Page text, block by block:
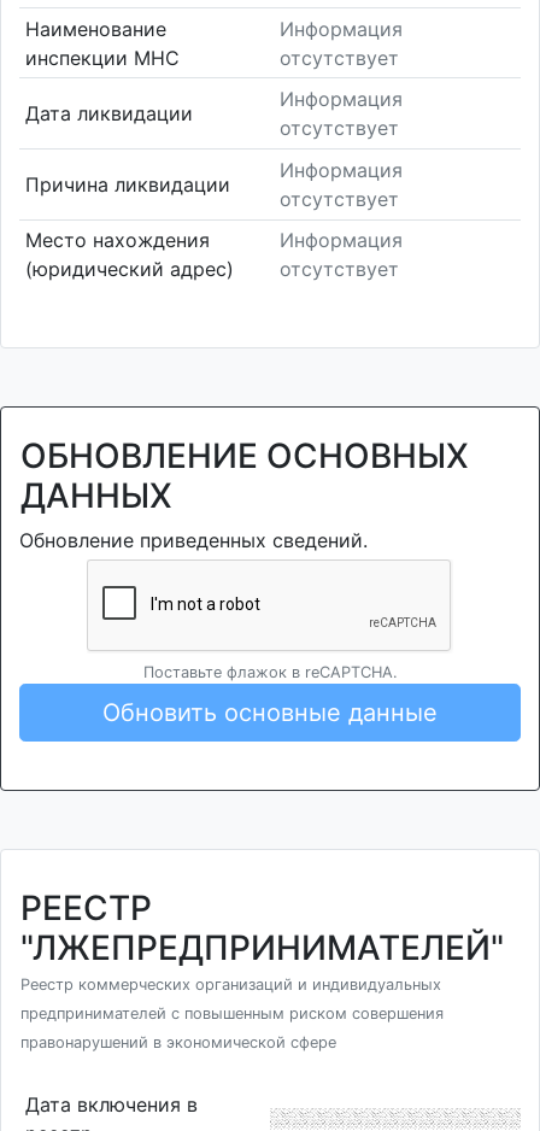
Наименование
инспекции МНС
Информация
отсутствует
Дата ликвидации
Информация
отсутствует
Причина ликвидации
Информация
отсутствует
Место нахождения
(юридический адрес)
Информация
отсутствует
ОБНОВЛЕНИЕ ОСНОВНЫХ
ДАННЫХ
Обновление приведенных сведений.
Поставьте флажок в reCAPTCHA.
Обновить основные данные
РЕЕСТР
"ЛЖЕПРЕДПРИНИМАТЕЛЕЙ"
Реестр коммерческих организаций и индивидуальных
предпринимателей с повышенным риском совершения
правонарушений в экономической сфере
Дата включения в